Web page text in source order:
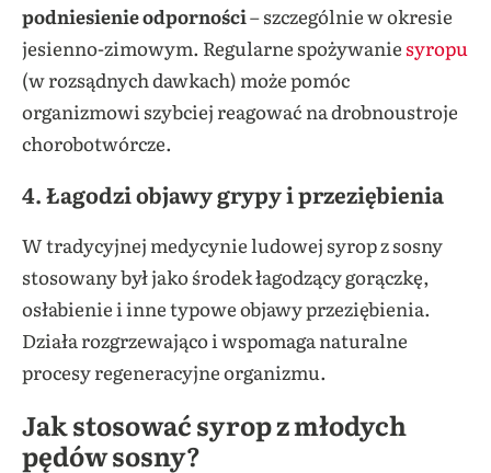
podniesienie odporności– szczególnie w okresie
jesienno-zimowym. Regularne spożywaniesyropu
(w rozsądnych dawkach) może pomóc
organizmowi szybciej reagować na drobnoustroje
chorobotwórcze.
4.Łagodzi objawy grypy i przeziębienia
W tradycyjnej medycynie ludowej syrop z sosny
stosowany był jako środek łagodzący gorączkę,
osłabienie i inne typowe objawy przeziębienia.
Działa rozgrzewająco i wspomaga naturalne
procesy regeneracyjne organizmu.
Jak stosować syrop z młodych
pędów sosny?